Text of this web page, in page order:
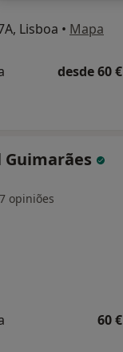
Lisboa • Mapa
desde 60 €
Guimarães
opiniões
60 €